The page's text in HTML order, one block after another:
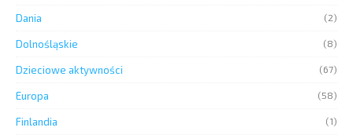
Dania (2)
Dolnośląskie (8)
Dzieciowe aktywności (67)
Europa (58)
Finlandia (1)